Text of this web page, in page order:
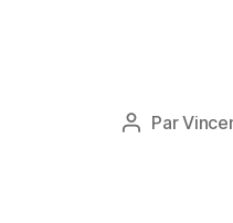
Auteur
Par